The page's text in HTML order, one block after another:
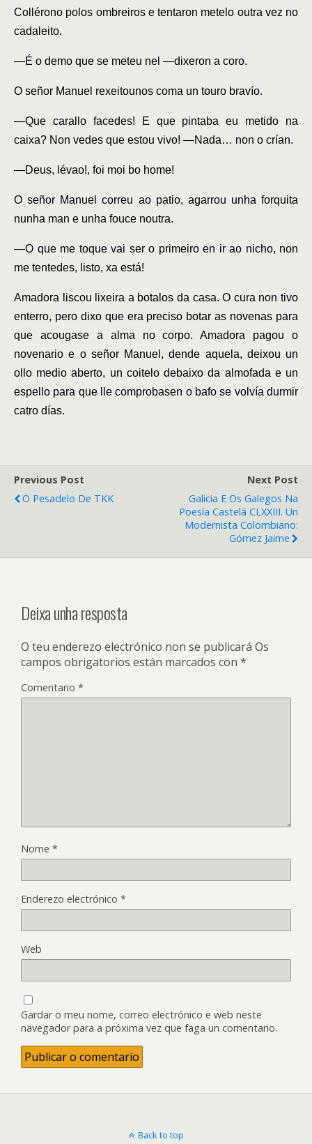
Collérono polos ombreiros e tentaron metelo outra vez no
cadaleito.
―É o demo que se meteu nel ―dixeron a coro.
O señor Manuel rexeitounos coma un touro bravío.
―Que carallo facedes! E que pintaba eu metido na
caixa? Non vedes que estou vivo! ―Nada… non o crían.
―Deus, lévao!, foi moi bo home!
O señor Manuel correu ao patio, agarrou unha forquita
nunha man e unha fouce noutra.
―O que me toque vai ser o primeiro en ir ao nicho, non
me tentedes, listo, xa está!
Amadora liscou lixeira a botalos da casa. O cura non tivo
enterro, pero dixo que era preciso botar as novenas para
que acougase a alma no corpo. Amadora pagou o
novenario e o señor Manuel, dende aquela, deixou un
ollo medio aberto, un coitelo debaixo da almofada e un
espello para que lle comprobasen o bafo se volvía durmir
catro días.
Previous Post
O Pesadelo De TKK
Next Post
Galicia E Os Galegos Na
Poesía Castelá CLXXIII. Un
Modernista Colombiano:
Gómez Jaime
Deixa unha resposta
O teu enderezo electrónico non se publicará Os
campos obrigatorios están marcados con *
Comentario *
Nome *
Enderezo electrónico *
Web
Gardar o meu nome, correo electrónico e web neste
navegador para a próxima vez que faga un comentario.
Back to top